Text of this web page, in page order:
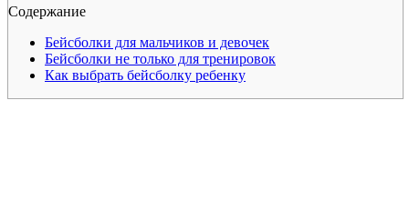
Содержание
Бейсболки для мальчиков и девочек
Бейсболки не только для тренировок
Как выбрать бейсболку ребенку